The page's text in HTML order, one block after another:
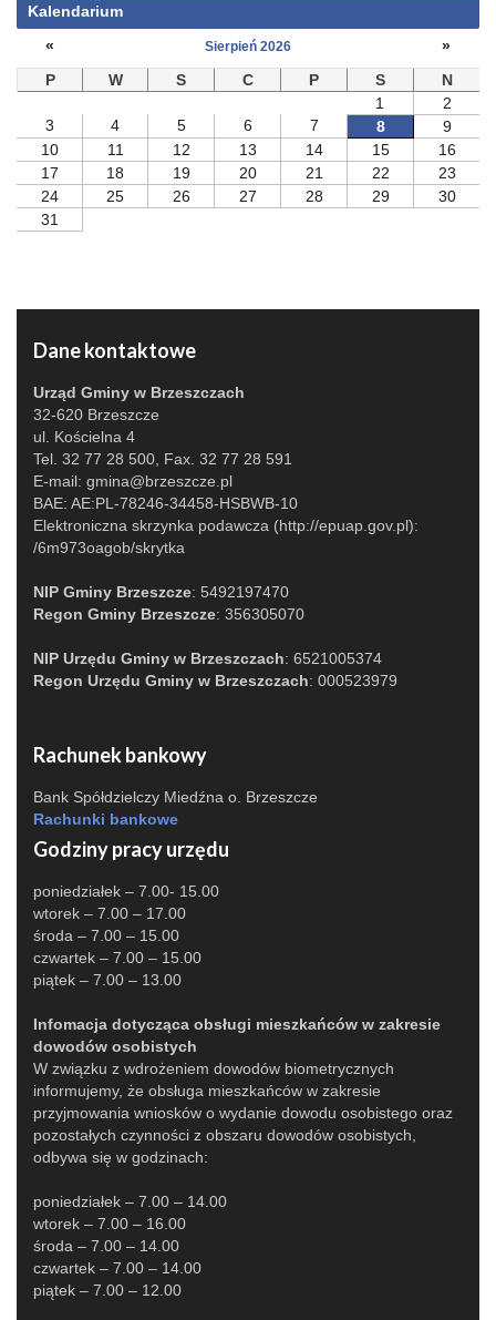
Kalendarium
«
Sierpień 2026
»
P
W S C P S
N
1
2
3
4 5 6 7 8
9
10
11 12 13 14 15
16
17
18 19 20 21 22
23
24
25 26 27 28 29
30
31
Dane kontaktowe
Urząd Gminy w Brzeszczach
32-620 Brzeszcze
ul. Kościelna 4
Tel. 32 77 28 500, Fax. 32 77 28 591
E-mail: gmina@brzeszcze.pl
BAE: AE:PL-78246-34458-HSBWB-10
Elektroniczna skrzynka podawcza (http://epuap.gov.pl):
/6m973oagob/skrytka
NIP Gminy Brzeszcze: 5492197470
Regon Gminy Brzeszcze: 356305070
NIP Urzędu Gminy w Brzeszczach: 6521005374
Regon Urzędu Gminy w Brzeszczach: 000523979
Rachunek bankowy
Bank Spółdzielczy Miedźna o. Brzeszcze
Rachunki bankowe
Godziny pracy urzędu
poniedziałek – 7.00- 15.00
wtorek – 7.00 – 17.00
środa – 7.00 – 15.00
czwartek – 7.00 – 15.00
piątek – 7.00 – 13.00
Infomacja dotycząca obsługi mieszkańców w zakresie
dowodów osobistych
W związku z wdrożeniem dowodów biometrycznych
informujemy, że obsługa mieszkańców w zakresie
przyjmowania wniosków o wydanie dowodu osobistego oraz
pozostałych czynności z obszaru dowodów osobistych,
odbywa się w godzinach:
poniedziałek – 7.00 – 14.00
wtorek – 7.00 – 16.00
środa – 7.00 – 14.00
czwartek – 7.00 – 14.00
piątek – 7.00 – 12.00